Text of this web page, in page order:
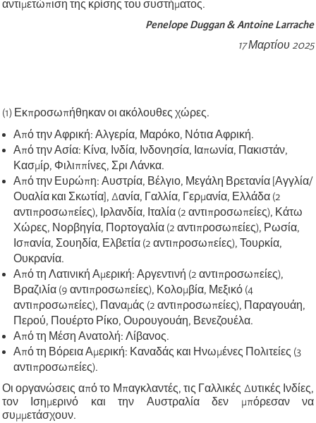
αντιμετώπιση της κρίσης του συστήματος.
Penelope Duggan & Antoine Larrache
17 Μαρτίου 2025
(1) Εκπροσωπήθηκαν οι ακόλουθες χώρες.
Από την Αφρική: Αλγερία, Μαρόκο, Νότια Αφρική.
Από την Ασία: Κίνα, Ινδία, Ινδονησία, Ιαπωνία, Πακιστάν,
Κασμίρ, Φιλιππίνες, Σρι Λάνκα.
Από την Ευρώπη: Αυστρία, Βέλγιο, Μεγάλη Βρετανία [Αγγλία/
Ουαλία και Σκωτία], Δανία, Γαλλία, Γερμανία, Ελλάδα (2
αντιπροσωπείες), Ιρλανδία, Ιταλία (2 αντιπροσωπείες), Κάτω
Χώρες, Νορβηγία, Πορτογαλία (2 αντιπροσωπείες), Ρωσία,
Ισπανία, Σουηδία, Ελβετία (2 αντιπροσωπείες), Τουρκία,
Ουκρανία.
Από τη Λατινική Αμερική: Αργεντινή (2 αντιπροσωπείες),
Βραζιλία (9 αντιπροσωπείες), Κολομβία, Μεξικό (4
αντιπροσωπείες), Παναμάς (2 αντιπροσωπείες), Παραγουάη,
Περού, Πουέρτο Ρίκο, Ουρουγουάη, Βενεζουέλα.
Από τη Μέση Ανατολή: Λίβανος.
Από τη Βόρεια Αμερική: Καναδάς και Ηνωμένες Πολιτείες (3
αντιπροσωπείες).
Οι οργανώσεις από το Μπαγκλαντές, τις Γαλλικές Δυτικές Ινδίες,
τον Ισημερινό και την Αυστραλία δεν μπόρεσαν να
συμμετάσχουν.